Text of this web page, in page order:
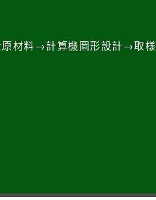
原材料→計算機圖形設計→取樣